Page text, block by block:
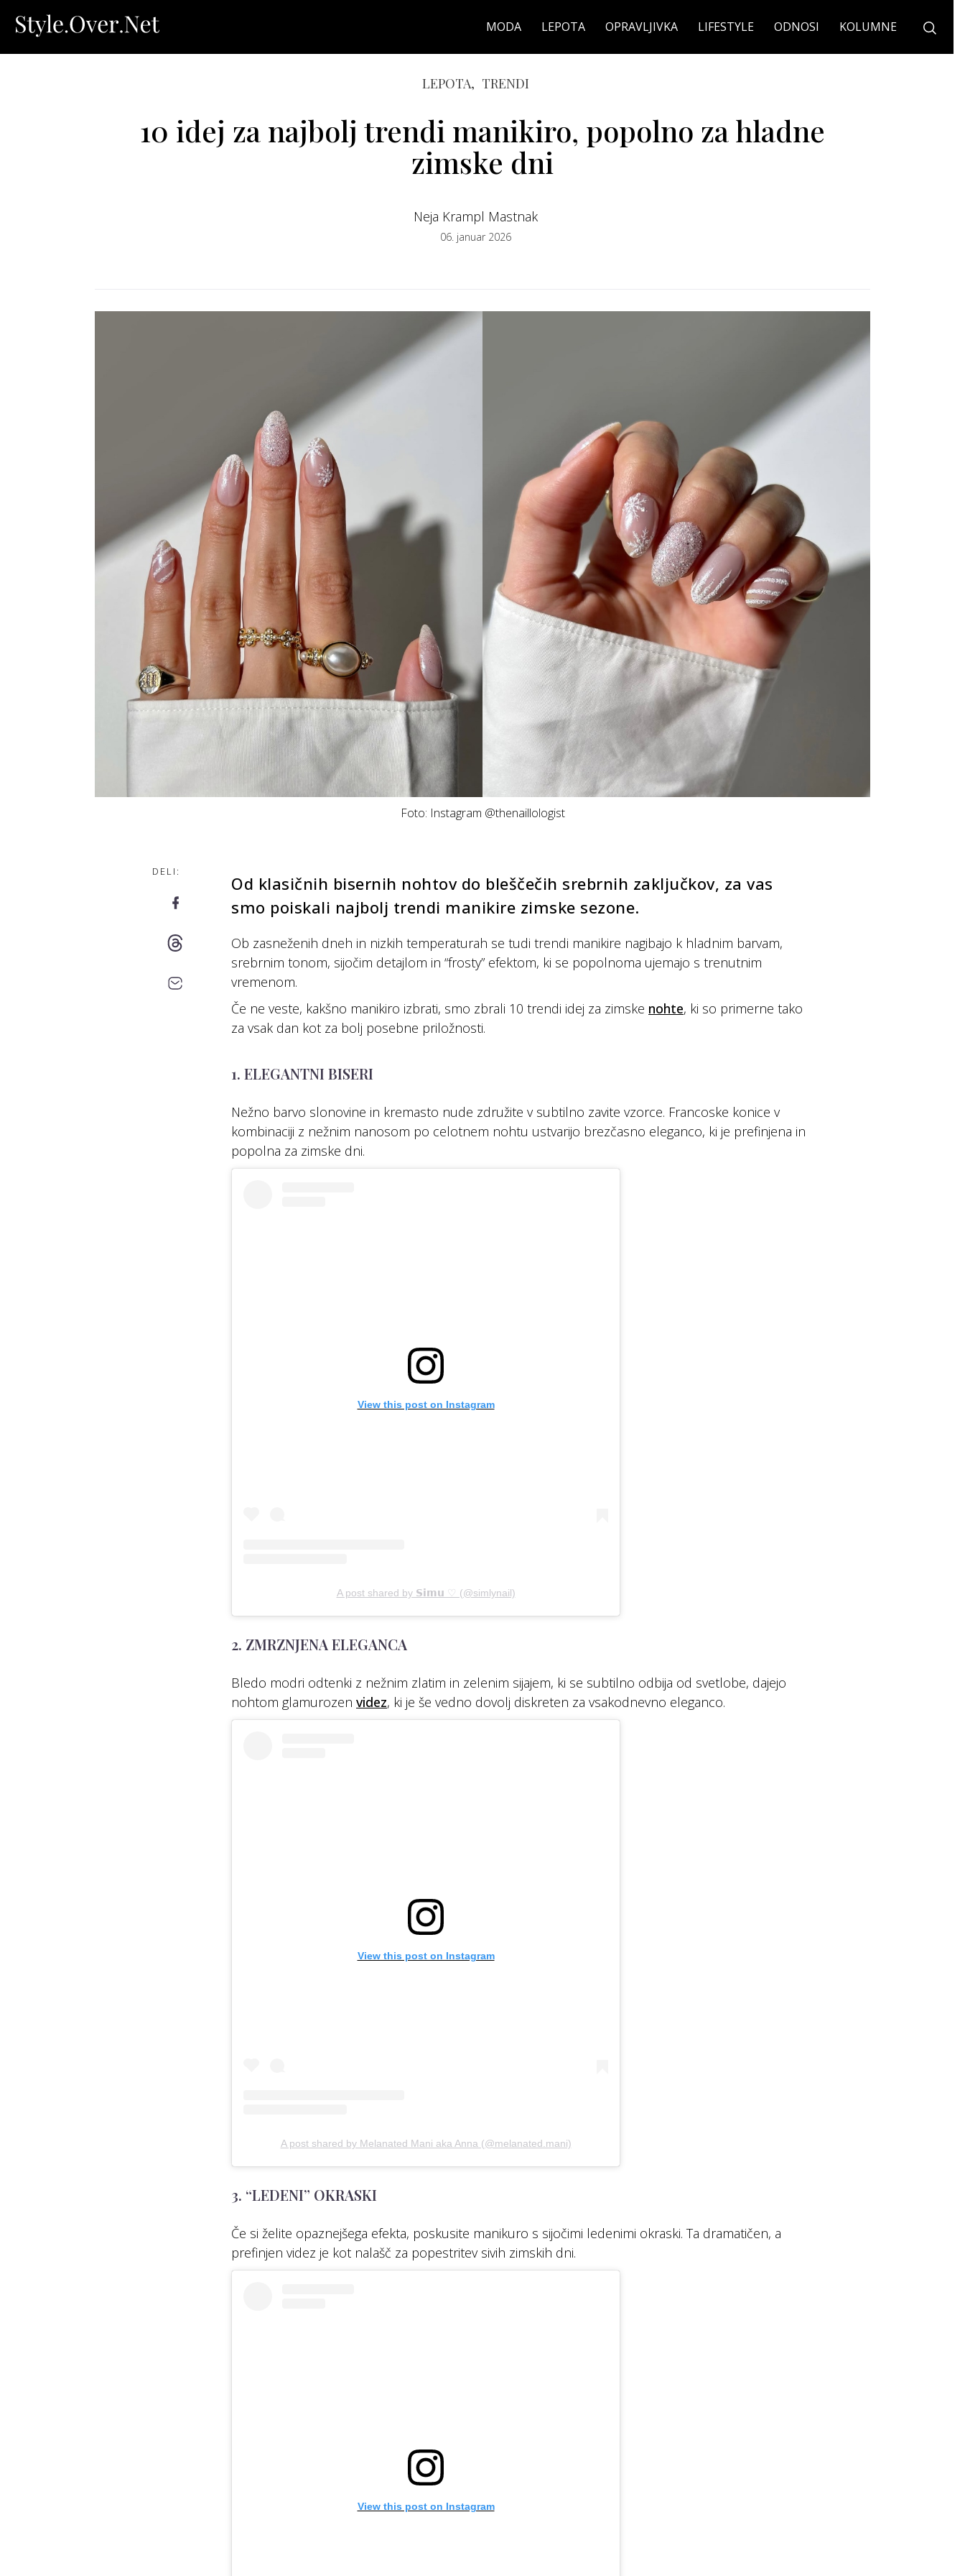
MODA LEPOTA OPRAVLJIVKA LIFESTYLE ODNOSI KOLUMNE
LEPOTA, TRENDI
10 idej za najbolj trendi manikiro, popolno za hladne
zimske dni
Neja Krampl Mastnak
06. januar 2026
Foto: Instagram @thenaillologist
DELI:
Od klasičnih bisernih nohtov do bleščečih srebrnih zaključkov, za vas
smo poiskali najbolj trendi manikire zimske sezone.
Ob zasneženih dneh in nizkih temperaturah se tudi trendi manikire nagibajo k hladnim barvam,
srebrnim tonom, sijočim detajlom in “frosty” efektom, ki se popolnoma ujemajo s trenutnim
vremenom.
Če ne veste, kakšno manikiro izbrati, smo zbrali 10 trendi idej za zimske nohte, ki so primerne tako
za vsak dan kot za bolj posebne priložnosti.
1. ELEGANTNI BISERI
Nežno barvo slonovine in kremasto nude združite v subtilno zavite vzorce. Francoske konice v
kombinaciji z nežnim nanosom po celotnem nohtu ustvarijo brezčasno eleganco, ki je prefinjena in
popolna za zimske dni.
View this post on Instagram
A post shared by 𝗦𝗶𝗺𝘂 ♡ (@simlynail)
2. ZMRZNJENA ELEGANCA
Bledo modri odtenki z nežnim zlatim in zelenim sijajem, ki se subtilno odbija od svetlobe, dajejo
nohtom glamurozen videz, ki je še vedno dovolj diskreten za vsakodnevno eleganco.
View this post on Instagram
A post shared by Melanated Mani aka Anna (@melanated.mani)
3. “LEDENI” OKRASKI
Če si želite opaznejšega efekta, poskusite manikuro s sijočimi ledenimi okraski. Ta dramatičen, a
prefinjen videz je kot nalašč za popestritev sivih zimskih dni.
View this post on Instagram